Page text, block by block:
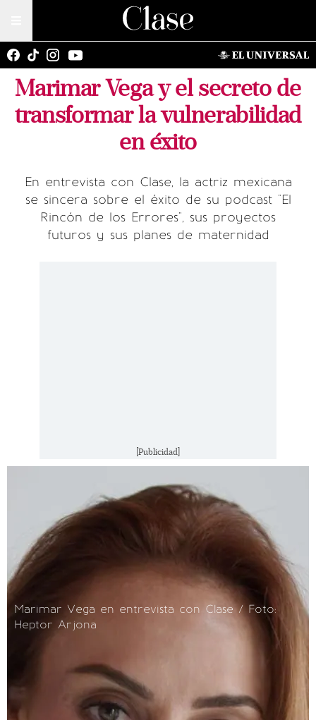
Marimar Vega y el secreto de
transformar la vulnerabilidad
en éxito
En entrevista con Clase, la actriz mexicana
se sincera sobre el éxito de su podcast "El
Rincón de los Errores", sus proyectos
futuros y sus planes de maternidad
[Publicidad]
Marimar Vega en entrevista con Clase / Foto:
Heptor Arjona